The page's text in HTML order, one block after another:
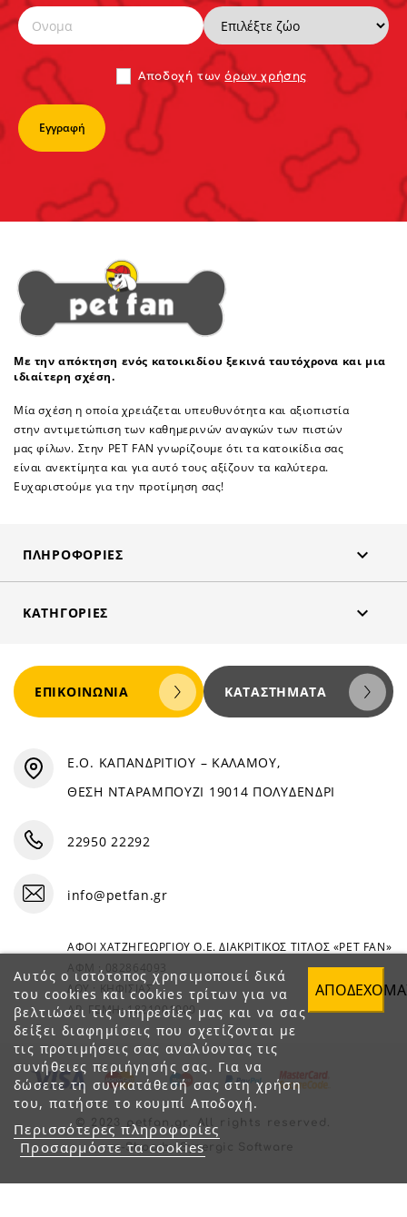
Αποδoχή τωνόρων χρήσης
Με την απόκτηση ενός κατοικιδίου ξεκινά ταυτόχρονα και μια
ιδιαίτερη σχέση.
Μία σχέση η οποία χρειάζεται υπευθυνότητα και αξιοπιστία
στην αντιμετώπιση των καθημερινών αναγκών των πιστών
μας φίλων. Στην PET FAN γνωρίζουμε ότι τα κατοικίδια σας
είναι ανεκτίμητα και για αυτό τους αξίζουν τα καλύτερα.
Ευχαριστούμε για την προτίμηση σας!
ΠΛΗΡΟΦΟΡΊΕΣ 
ΚΑΤΗΓΟΡΊΕΣ 
Αυτός ο ιστότοπος χρησιμοποιεί δικά
του cookies και cookies τρίτων για να
βελτιώσει τις υπηρεσίες μας και να σας
δείξει διαφημίσεις που σχετίζονται με
τις προτιμήσεις σας αναλύοντας τις
συνήθειες περιήγησής σας. Για να
δώσετε τη συγκατάθεσή σας στη χρήση
του, πατήστε το κουμπί Αποδοχή.
Περισσότερες πληροφορίες
Προσαρμόστε τα cookies
ΕΠΙΚΟΙΝΩΝΊΑ ΚΑΤΑΣΤΉΜΑΤΑ
Ε.Ο. ΚΑΠΑΝΔΡΙΤΙΟΥ – ΚΑΛΑΜΟΥ,
ΘΕΣΗ ΝΤΑΡΑΜΠΟΥΖΙ 19014 ΠΟΛΥΔΕΝΔΡΙ
22950 22292
info@petfan.gr
ΑΦΟΙ ΧΑΤΖΗΓΕΩΡΓΙΟΥ Ο.Ε. ΔΙΑΚΡΙΤΙΚΟΣ ΤΙΤΛΟΣ «PET FAN»
ΑΦΜ : 082864093
ΔΟΥ : ΚΗΦΙΣΙΑΣ
ΑΡ. ΓΕΜΗ: 1821901000
© 2023 petfan.gr. All rights reserved.
e-Shop by Synergic Software